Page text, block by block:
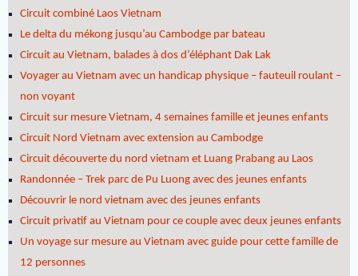
Circuit combiné Laos Vietnam
Le delta du mékong jusqu’au Cambodge par bateau
Circuit au Vietnam, balades à dos d’éléphant Dak Lak
Voyager au Vietnam avec un handicap physique – fauteuil roulant –
non voyant
Circuit sur mesure Vietnam, 4 semaines famille et jeunes enfants
Circuit Nord Vietnam avec extension au Cambodge
Circuit découverte du nord vietnam et Luang Prabang au Laos
Randonnée – Trek parc de Pu Luong avec des jeunes enfants
Découvrir le nord vietnam avec des jeunes enfants
Circuit privatif au Vietnam pour ce couple avec deux jeunes enfants
Un voyage sur mesure au Vietnam avec guide pour cette famille de
12 personnes